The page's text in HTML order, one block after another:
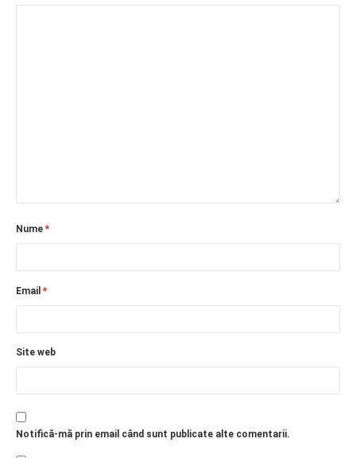
Nume *
Email *
Site web
Notifică-mă prin email când sunt publicate alte comentarii.